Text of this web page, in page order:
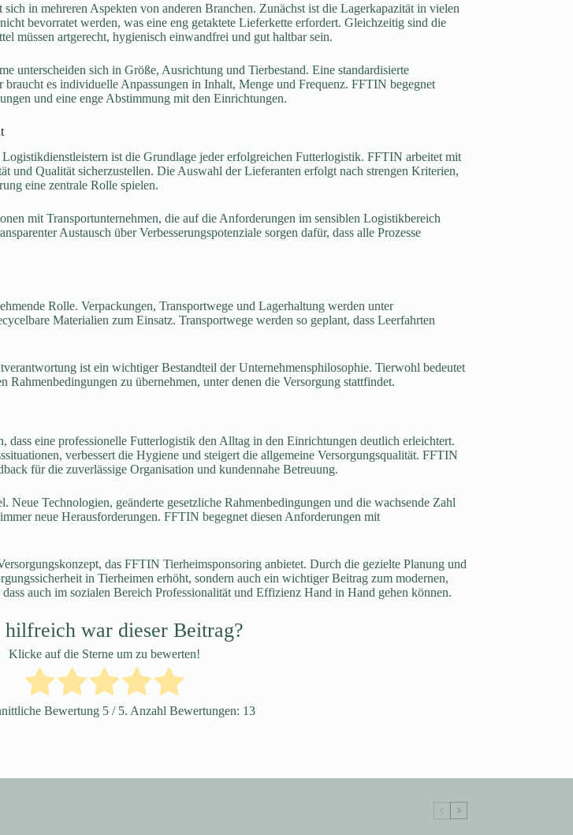
in mehreren Aspekten von anderen Branchen. Zunächst ist die Lagerkapazität in vielen
bevorratet werden, was eine eng getaktete Lieferkette erfordert. Gleichzeitig sind die
müssen artgerecht, hygienisch einwandfrei und gut haltbar sein.
unterscheiden sich in Größe, Ausrichtung und Tierbestand. Eine standardisierte
es individuelle Anpassungen in Inhalt, Menge und Frequenz. FFTIN begegnet
und eine enge Abstimmung mit den Einrichtungen.
ist die Grundlage jeder erfolgreichen Futterlogistik. FFTIN arbeitet mit
und Qualität sicherzustellen. Die Auswahl der Lieferanten erfolgt nach strengen Kriterien,
eine zentrale Rolle spielen.
mit Transportunternehmen, die auf die Anforderungen im sensiblen Logistikbereich
Austausch über Verbesserungspotenziale sorgen dafür, dass alle Prozesse
Rolle. Verpackungen, Transportwege und Lagerhaltung werden unter
Materialien zum Einsatz. Transportwege werden so geplant, dass Leerfahrten
ist ein wichtiger Bestandteil der Unternehmensphilosophie. Tierwohl bedeutet
zu übernehmen, unter denen die Versorgung stattfindet.
dass eine professionelle Futterlogistik den Alltag in den Einrichtungen deutlich erleichtert.
verbessert die Hygiene und steigert die allgemeine Versorgungsqualität. FFTIN
für die zuverlässige Organisation und kundennahe Betreuung.
Technologien, geänderte gesetzliche Rahmenbedingungen und die wachsende Zahl
neue Herausforderungen. FFTIN begegnet diesen Anforderungen mit
das FFTIN Tierheimsponsoring anbietet. Durch die gezielte Planung und
in Tierheimen erhöht, sondern auch ein wichtiger Beitrag zum modernen,
auch im sozialen Bereich Professionalität und Effizienz Hand in Hand gehen können.
war dieser Beitrag?
Klicke auf die Sterne um zu bewerten!
Bewertung 5 / 5. Anzahl Bewertungen: 13